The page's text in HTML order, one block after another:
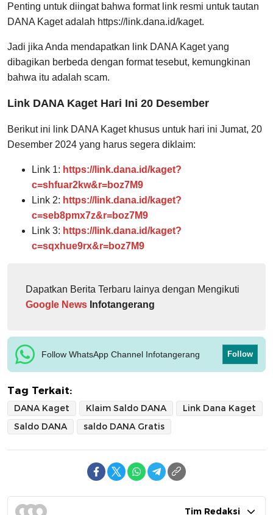
Penting untuk diingat bahwa format link resmi untuk tautan
DANA Kaget adalah https://link.dana.id/kaget.
Jadi jika Anda mendapatkan link DANA Kaget yang
dibagikan berbeda dengan format tesebut, kemungkinan
bahwa itu adalah scam.
Link DANA Kaget Hari Ini 20 Desember
Berikut ini link DANA Kaget khusus untuk hari ini Jumat, 20
Desember 2024 yang harus segera diklaim:
Link 1: https://link.dana.id/kaget?
c=shfuar2kw&r=boz7M9
Link 2: https://link.dana.id/kaget?
c=seb8pmx7z&r=boz7M9
Link 3: https://link.dana.id/kaget?
c=sqxhue9rx&r=boz7M9
Dapatkan Berita Terbaru lainya dengan Mengikuti
Google News Infotangerang
Follow WhatsApp Channel Infotangerang Follow
Tag Terkait:
DANA Kaget Klaim Saldo DANA
Link Dana Kaget
Saldo DANA
saldo DANA Gratis
Tim Redaksi